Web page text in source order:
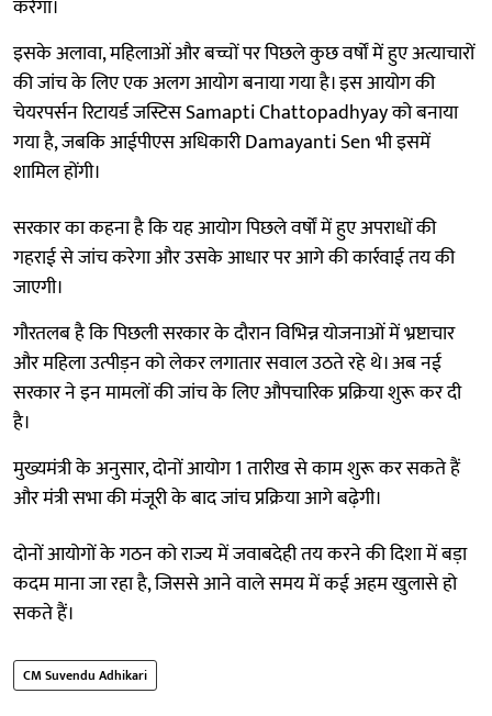
करेगा।
इसके अलावा, महिलाओं और बच्चों पर पिछले कुछ वर्षों में हुए अत्याचारों
की जांच के लिए एक अलग आयोग बनाया गया है। इस आयोग की
चेयरपर्सन रिटायर्ड जस्टिस Samapti Chattopadhyay को बनाया
गया है, जबकि आईपीएस अधिकारी Damayanti Sen भी इसमें
शामिल होंगी।
सरकार का कहना है कि यह आयोग पिछले वर्षों में हुए अपराधों की
गहराई से जांच करेगा और उसके आधार पर आगे की कार्रवाई तय की
जाएगी।
गौरतलब है कि पिछली सरकार के दौरान विभिन्न योजनाओं में भ्रष्टाचार
और महिला उत्पीड़न को लेकर लगातार सवाल उठते रहे थे। अब नई
सरकार ने इन मामलों की जांच के लिए औपचारिक प्रक्रिया शुरू कर दी
है।
मुख्यमंत्री के अनुसार, दोनों आयोग 1 तारीख से काम शुरू कर सकते हैं
और मंत्री सभा की मंजूरी के बाद जांच प्रक्रिया आगे बढ़ेगी।
दोनों आयोगों के गठन को राज्य में जवाबदेही तय करने की दिशा में बड़ा
कदम माना जा रहा है, जिससे आने वाले समय में कई अहम खुलासे हो
सकते हैं।
CM Suvendu Adhikari